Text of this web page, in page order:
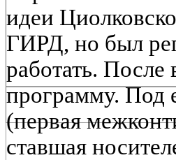
идеи
ГИРД, но был
работать. После
программу. Под
(первая
ставшая